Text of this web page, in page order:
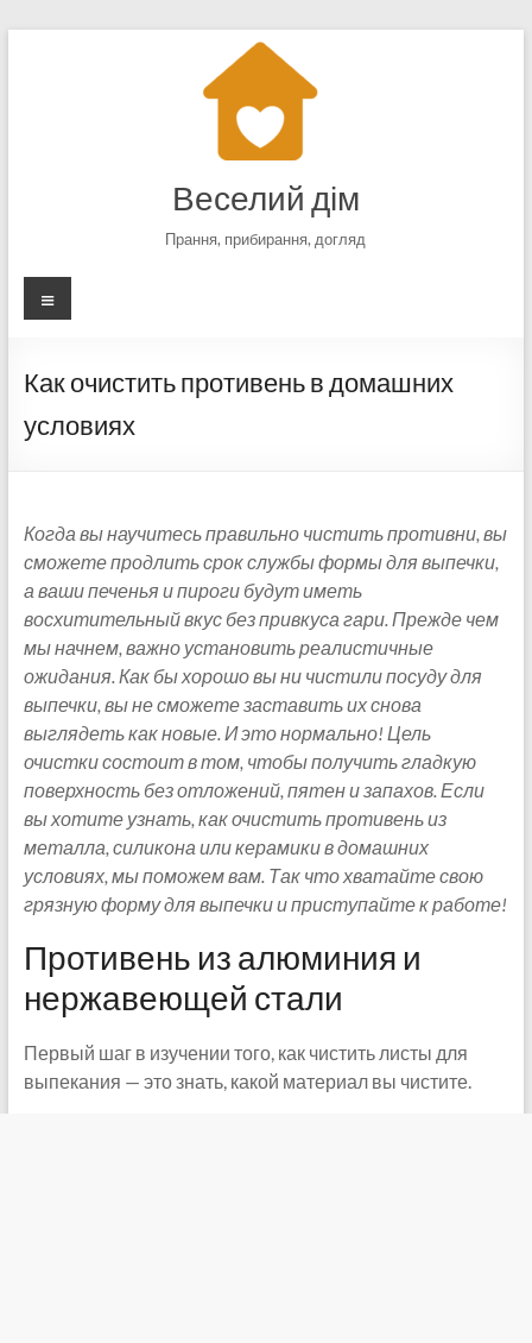
Веселий дім
Прання, прибирання, догляд
Меню
Как очистить противень в домашних
условиях
Когда вы научитесь правильно чистить противни, вы
сможете продлить срок службы формы для выпечки,
а ваши печенья и пироги будут иметь
восхитительный вкус без привкуса гари. Прежде чем
мы начнем, важно установить реалистичные
ожидания. Как бы хорошо вы ни чистили посуду для
выпечки, вы не сможете заставить их снова
выглядеть как новые. И это нормально! Цель
очистки состоит в том, чтобы получить гладкую
поверхность без отложений, пятен и запахов. Если
вы хотите узнать, как очистить противень из
металла, силикона или керамики в домашних
условиях, мы поможем вам. Так что хватайте свою
грязную форму для выпечки и приступайте к работе!
Противень из алюминия и
нержавеющей стали
Первый шаг в изучении того, как чистить листы для
выпекания — это знать, какой материал вы чистите.